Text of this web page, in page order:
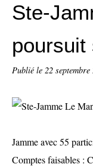
Ste-
poursuit
Publié le 22 septembre
Jamme avec 55
Comptes faisables :